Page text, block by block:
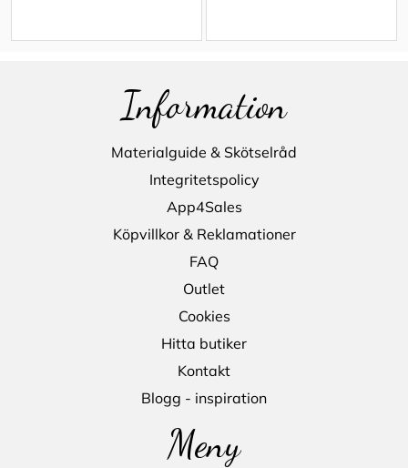
Information
Materialguide & Skötselråd
Integritetspolicy
App4Sales
Köpvillkor & Reklamationer
FAQ
Outlet
Cookies
Hitta butiker
Kontakt
Blogg - inspiration
Meny